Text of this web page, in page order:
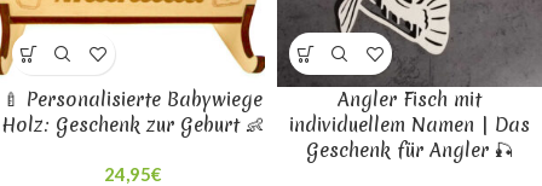
🍼 Personalisierte Babywiege
Holz: Geschenk zur Geburt 👶
24,95€
Angler Fisch mit
individuellem Namen | Das
Geschenk für Angler 🎣